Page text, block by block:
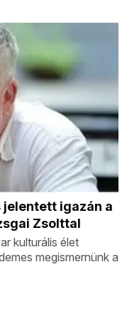
igazán a
Zsolttal
kulturális élet
megismernünk a